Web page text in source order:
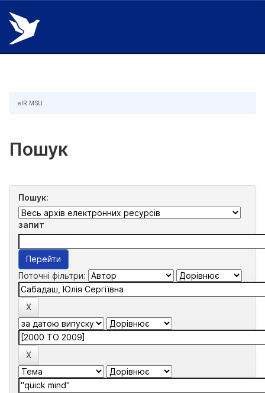
Skip
navigation
eIR MSU
Пошук
Пошук:
запит
Поточні фільтри: